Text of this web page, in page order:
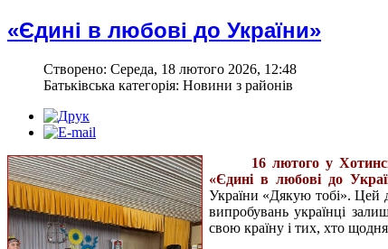
«Єдині в любові до України»
Створено: Середа, 18 лютого 2026, 12:48
Батьківська категорія: Новини з районів
16 лютого у
«Єдині в любові до
України «Дякую тобі». Цей
випробувань українці
свою країну і тих, хто